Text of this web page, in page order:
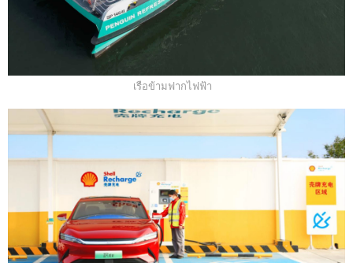
เรือข้ามฟากไฟฟ้า